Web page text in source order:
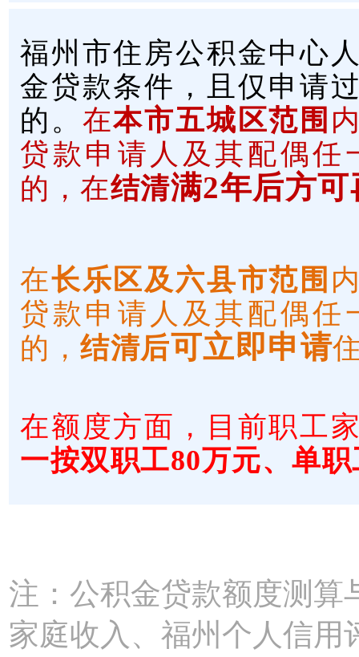
福州市住房公积金中心
金贷款条件，且仅申请
的。 在本市五城区范围
贷款申请人及其配偶任
的，在结清满2年后方
在长乐区及六县市范围
贷款申请人及其配偶任
的， 结清后可立即申请
在额度方面，目前职工
一按双职工80万元、单
注：公积金贷款额度测算
家庭收入、福州个人信用